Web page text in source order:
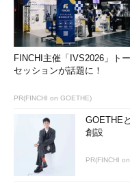
FINCHI主催「IVS2026」ト
セッションが話題に！
PR(FINCHI on GOETHE)
GOETHE
創設
PR(FINCHI